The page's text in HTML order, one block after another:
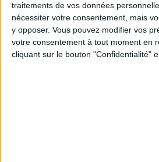
traitements de vos données
nécessiter votre consentement, mais
y opposer. Vous pouvez modifier vos
votre consentement à tout moment en
cliquant sur le bouton "Confidentialité"